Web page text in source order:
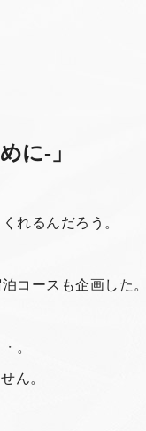
に-」
れるんだろう。
コースも企画した。
。
ん。